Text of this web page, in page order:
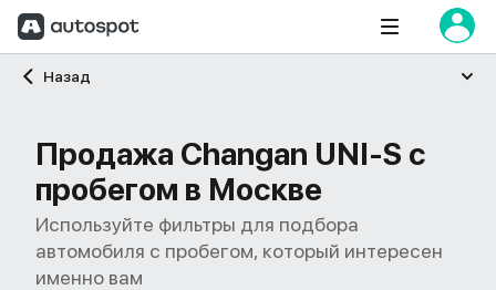
Назад
Главная
Продажа Changan UNI-S с
пробегом в Москве
Используйте фильтры для подбора
автомобиля с пробегом, который интересен
именно вам